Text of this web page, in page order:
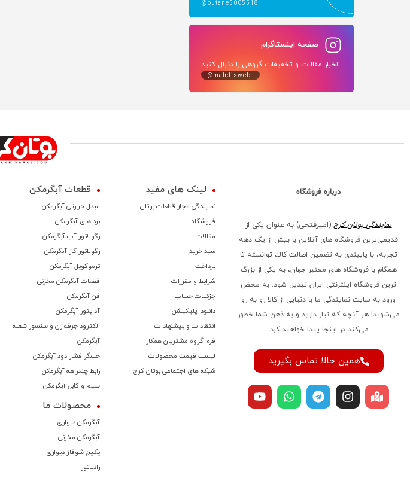
@butane5005518
صفحه اینستاگرام
اخبار مقالات و تخفیفات گروهی را دنبال کنید
@mahdisweb
درباره فروشگاه
نمایندگی بوتان کرج(امیرفتحی) به عنوان یکی از
قدیمی‌ترین فروشگاه های آنلاین با بیش از یک دهه
تجربه، با پایبندی به تضمین اصالت کالا، توانسته تا
همگام با فروشگاه‌ های معتبر جهان، به یکی از بزرگ‌
ترین فروشگاه اینترنتی ایران تبدیل شود. به محض
ورود به سایت نمایندگی ما با دنیایی از کالا رو به رو
می‌شوید! هر آنچه که نیاز دارید و به ذهن شما خطور
می‌کند در اینجا پیدا خواهید کرد.
همین حالا تماس بگیرید
لینک های مفید
نمایندگی مجاز قطعات بوتان
فروشگاه
مقالات
سبد خرید
پرداخت
شرایط و مقررات
جزئیات حساب
دانلود اپلیکیشن
انتقادات و پیشنهادات
فرم گروه مشتریان همکار
لیست قیمت محصولات
شبکه های اجتماعی بوتان کرج
قطعات آبگرمکن
مبدل حرارتی آبگرمکن
برد های آبگرمکن
رگولاتور آب آبگرمکن
رگولاتور گاز آبگرمکن
ترموكوپل آبگرمکن
قطعات آبگرمکن مخزنی
فن آبگرمکن
آداپتور آبگرمکن
الکترود جرقه زن و سنسور شعله
آبگرمکن
حسگر فشار دود آبگرمکن
رابط چندراهه آبگرمکن
سیم و کابل آبگرمکن
محصولات ما
آبگرمکن دیواری
آبگرمکن مخزنی
پکیج شوفاژ دیواری
رادیاتور